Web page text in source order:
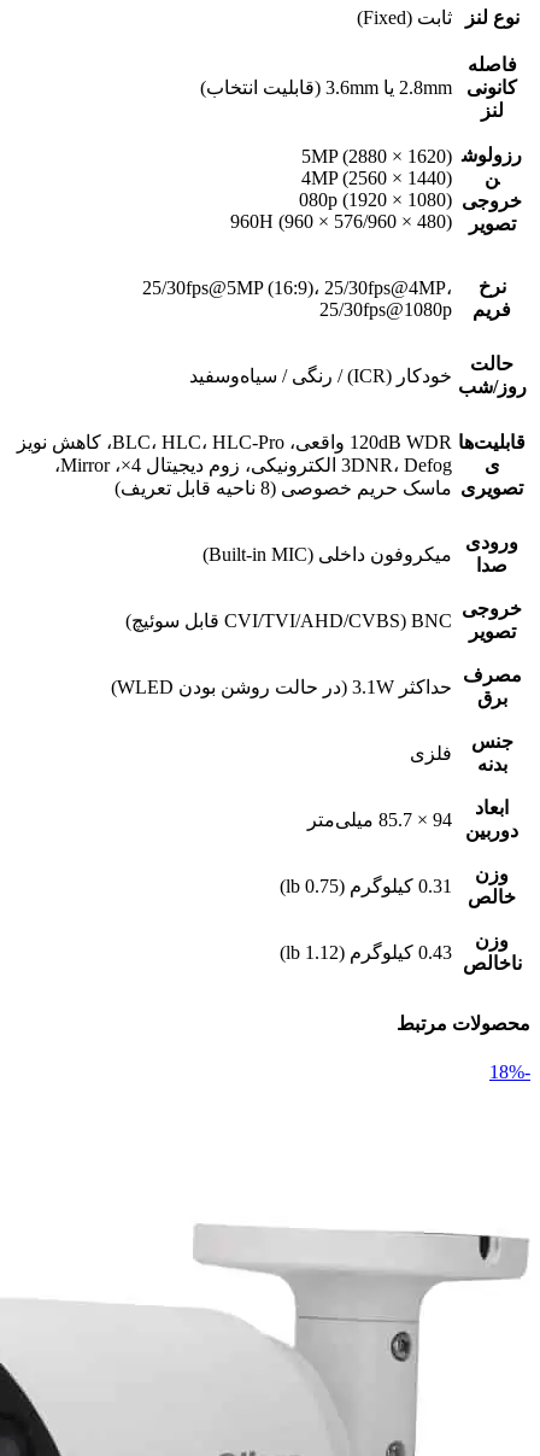
نوع لنز ثابت (Fixed)
فاصله
کانونی
لنز
2.8mm یا 3.6mm (قابلیت انتخاب)
رزولوش
ن
خروجی
تصویر
5MP (2880 × 1620)
4MP (2560 × 1440)
080p (1920 × 1080)
960H (960 × 576/960 × 480)
نرخ
فریم
25/30fps@5MP (16:9)، 25/30fps@4MP،
25/30fps@1080p
حالت
روز/شب
خودکار (ICR) / رنگی / سیاه‌وسفید
قابلیت‌ها
ی
تصویری
120dB WDR واقعی، BLC، HLC، HLC-Pro، کاهش نویز
3DNR، Defog الکترونیکی، زوم دیجیتال 4×، Mirror،
ماسک حریم خصوصی (8 ناحیه قابل تعریف)
ورودی
صدا
میکروفون داخلی (Built-in MIC)
خروجی
تصویر
BNC (CVI/TVI/AHD/CVBS قابل سوئیچ)
مصرف
برق
حداکثر 3.1W (در حالت روشن بودن WLED)
جنس
بدنه
فلزی
ابعاد
دوربین
94 × 85.7 میلی‌متر
وزن
خالص
0.31 کیلوگرم (0.75 lb)
وزن
ناخالص
0.43 کیلوگرم (1.12 lb)
محصولات مرتبط
-18%